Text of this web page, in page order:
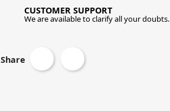
CUSTOMER SUPPORT
We are available to clarify all your doubts.
Share